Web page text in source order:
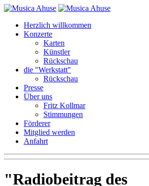
Herzlich willkommen
Konzerte
Karten
Künstler
Rückschau
die "Werkstatt"
Rückschau
Presse
Über uns
Fritz Kollmar
Stimmungen
Förderer
Mitglied werden
Anfahrt
Radiobeitrag des